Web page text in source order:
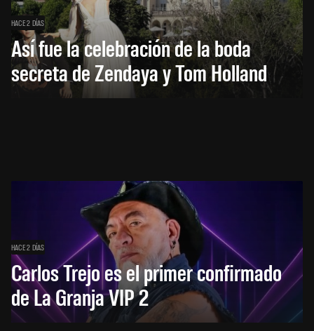
HACE 2 DÍAS
Así fue la celebración de la boda
secreta de Zendaya y Tom Holland
HACE 2 DÍAS
Carlos Trejo es el primer confirmado
de La Granja VIP 2